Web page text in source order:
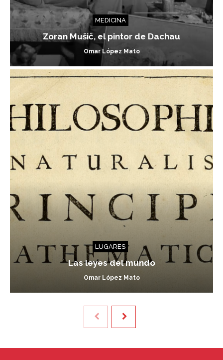
MEDICINA
Zoran Mušič, el pintor de Dachau
Omar López Mato
LUGARES
Las leyes del mundo
Omar López Mato